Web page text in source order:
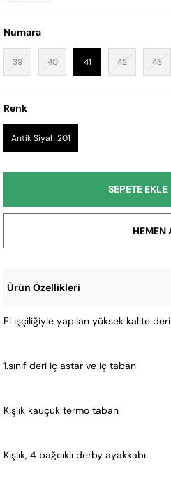
Numara
39 40 41 42 43
Renk
Antik Siyah 201
Ürün Özellikleri
El işçiliğiyle yapılan yüksek kalite deri
1.sınıf deri iç astar ve iç taban
Kışlık kauçuk termo taban
Kışlık, 4 bağcıklı derby ayakkabı